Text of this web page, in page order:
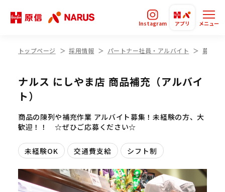
Instagram アプリ メニュー
トップページ 採用情報 パートナー社員・アルバイト 募集要
ナルス にしやま店 商品補充（アルバイ
ト）
商品の陳列や補充作業 アルバイト募集！未経験の方、大
歓迎！！ ☆ぜひご応募ください☆
未経験OK 交通費支給 シフト制